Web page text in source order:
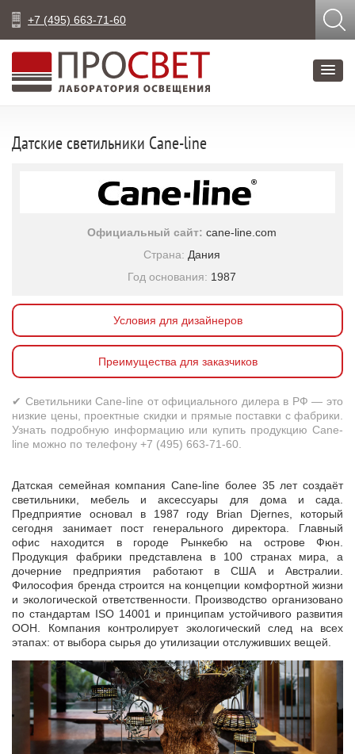
+7 (495) 663-71-60
Датские светильники Cane-line
Официальный сайт: cane-line.com
Страна: Дания
Год основания: 1987
Условия для дизайнеров
Преимущества для заказчиков
✔ Светильники Cane-line от официального дилера в РФ — это
низкие цены, проектные скидки и прямые поставки с фабрики.
Узнать подробную информацию или купить продукцию Cane-
line можно по телефону +7 (495) 663-71-60.
Датская семейная компания Cane-line более 35 лет создаёт
светильники, мебель и аксессуары для дома и сада.
Предприятие основал в 1987 году Brian Djernes, который
сегодня занимает пост генерального директора. Главный
офис находится в городе Рынкебю на острове Фюн.
Продукция фабрики представлена в 100 странах мира, а
дочерние предприятия работают в США и Австралии.
Философия бренда строится на концепции комфортной жизни
и экологической ответственности. Производство организовано
по стандартам ISO 14001 и принципам устойчивого развития
ООН. Компания контролирует экологический след на всех
этапах: от выбора сырья до утилизации отслуживших вещей.